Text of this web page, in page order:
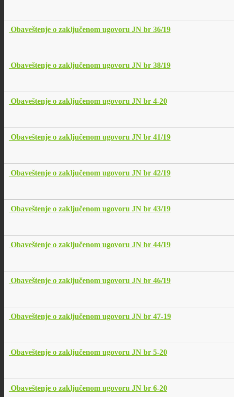
Obaveštenje o zaključenom ugovoru JN br 36/19
Obaveštenje o zaključenom ugovoru JN br 38/19
Obaveštenje o zaključenom ugovoru JN br 4-20
Obaveštenje o zaključenom ugovoru JN br 41/19
Obaveštenje o zaključenom ugovoru JN br 42/19
Obaveštenje o zaključenom ugovoru JN br 43/19
Obaveštenje o zaključenom ugovoru JN br 44/19
Obaveštenje o zaključenom ugovoru JN br 46/19
Obaveštenje o zaključenom ugovoru JN br 47-19
Obaveštenje o zaključenom ugovoru JN br 5-20
Obaveštenje o zaključenom ugovoru JN br 6-20